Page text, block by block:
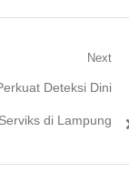
Next
Deteksi Dini
di Lampung